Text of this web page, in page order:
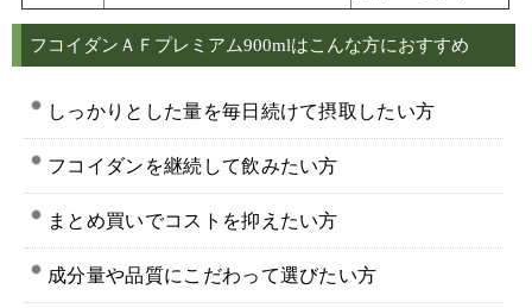
フコイダンＡＦプレミアム900mlはこんな方におすすめ
しっかりとした量を毎日続けて摂取したい方
フコイダンを継続して飲みたい方
まとめ買いでコストを抑えたい方
成分量や品質にこだわって選びたい方